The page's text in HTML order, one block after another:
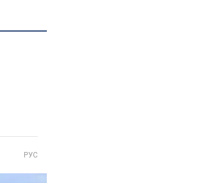
РУС